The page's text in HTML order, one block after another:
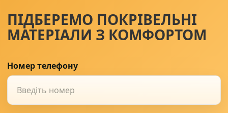
ПІДБЕРЕМО ПОКРІВЕЛЬНІ
МАТЕРІАЛИ З КОМФОРТОМ
Номер телефону